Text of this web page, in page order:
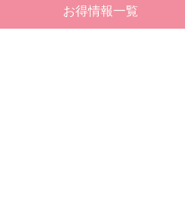
お得情報一覧